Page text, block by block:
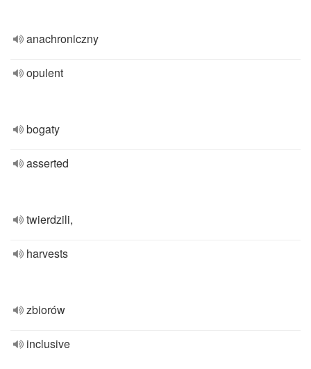
anachroniczny
opulent
bogaty
asserted
twierdzili,
harvests
zbiorów
inclusive